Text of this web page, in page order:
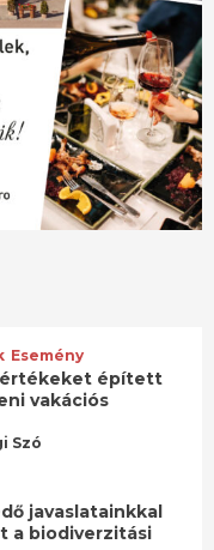
Esemény
épített
vakációs
Szó
javaslatainkkal
a biodiverzitási